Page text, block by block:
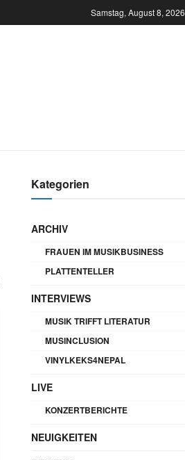
Samstag, August 8, 2026
Kategorien
ARCHIV
FRAUEN IM MUSIKBUSINESS
PLATTENTELLER
INTERVIEWS
MUSIK TRIFFT LITERATUR
MUSINCLUSION
VINYLKEKS4NEPAL
LIVE
KONZERTBERICHTE
NEUIGKEITEN